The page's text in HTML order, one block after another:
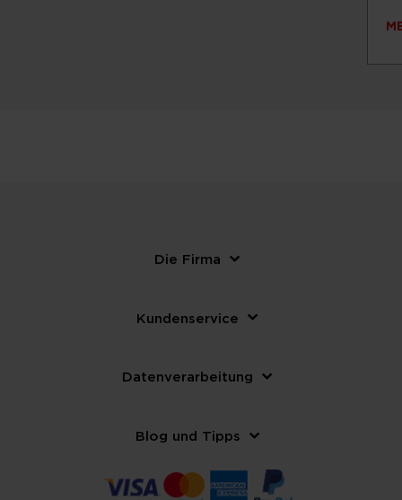
Die Firma
Kundenservice
Datenverarbeitung
Blog und Tipps